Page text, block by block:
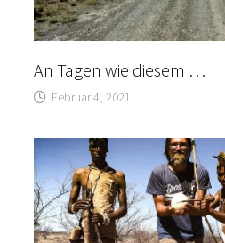
An Tagen wie diesem …
Februar 4, 2021